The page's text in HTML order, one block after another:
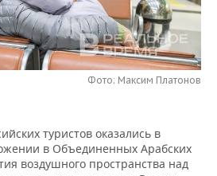
Фото: Максим Платонов
туристов оказались в
в Объединенных Арабских
воздушного пространства над